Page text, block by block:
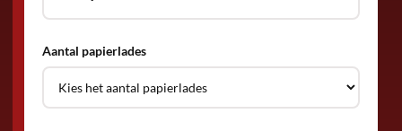
Aantal papierlades